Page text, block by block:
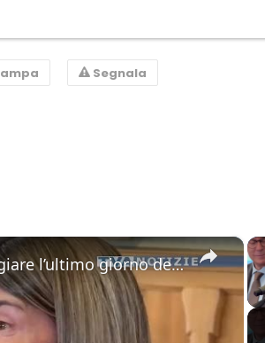
Segnala
×
Catania. Tutto pronto per festeggiare l’ultimo giorno dell’anno con “Capodanno in Musica” in dirett